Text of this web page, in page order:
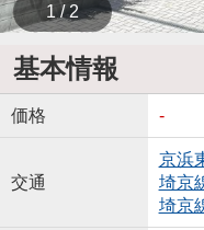
1 / 2
基本情報
価格 -
交通
京浜
埼京
埼京